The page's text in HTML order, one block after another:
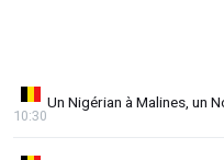
Un Nigérian à Malines, un
10:30